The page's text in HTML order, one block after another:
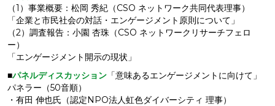
（1）事業概要：松岡 秀紀（CSO ネットワーク共同代表理事）
「企業と市民社会の対話・エンゲージメント原則について」
（2）調査報告：小園 杏珠（CSO ネットワークリサーチフェロ
ー）
「エンゲージメント開示の現状」
■パネルディスカッション 「意味あるエンゲージメントに向けて」
パネラー（50音順）
・有田 伸也氏（認定NPO法人虹色ダイバーシティ 理事）